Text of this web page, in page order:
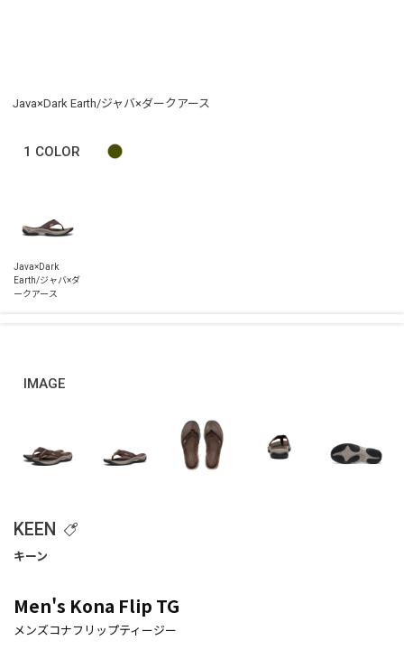
Java×Dark Earth/ジャバ×ダークアース
1 COLOR
IMAGE
KEEN
Men's Kona Flip TG